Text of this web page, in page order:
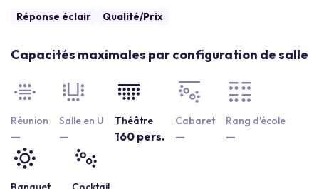
Réponse éclair
Qualité/Prix
Capacités maximales par configuration de salle
Réunion
—
Salle en U
—
Théâtre
160 pers.
Cabaret
—
Rang d'école
—